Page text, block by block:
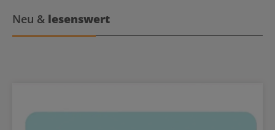
Neu & lesenswert